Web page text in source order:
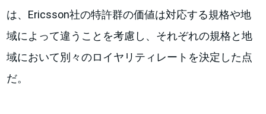
は、Ericsson社の特許群の価値は対応する規格や地
域によって違うことを考慮し、それぞれの規格と地
域において別々のロイヤリティレートを決定した点
だ。